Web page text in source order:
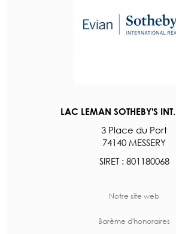
LAC LEMAN SOTHEBY'S
3 Place du Port
74140 MESSERY
SIRET : 801180068
Notre site web
Barème d'honoraires